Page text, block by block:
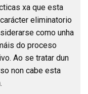
xa que esta
eliminatorio
como unha
do proceso
Ao se tratar dun
non cabe esta